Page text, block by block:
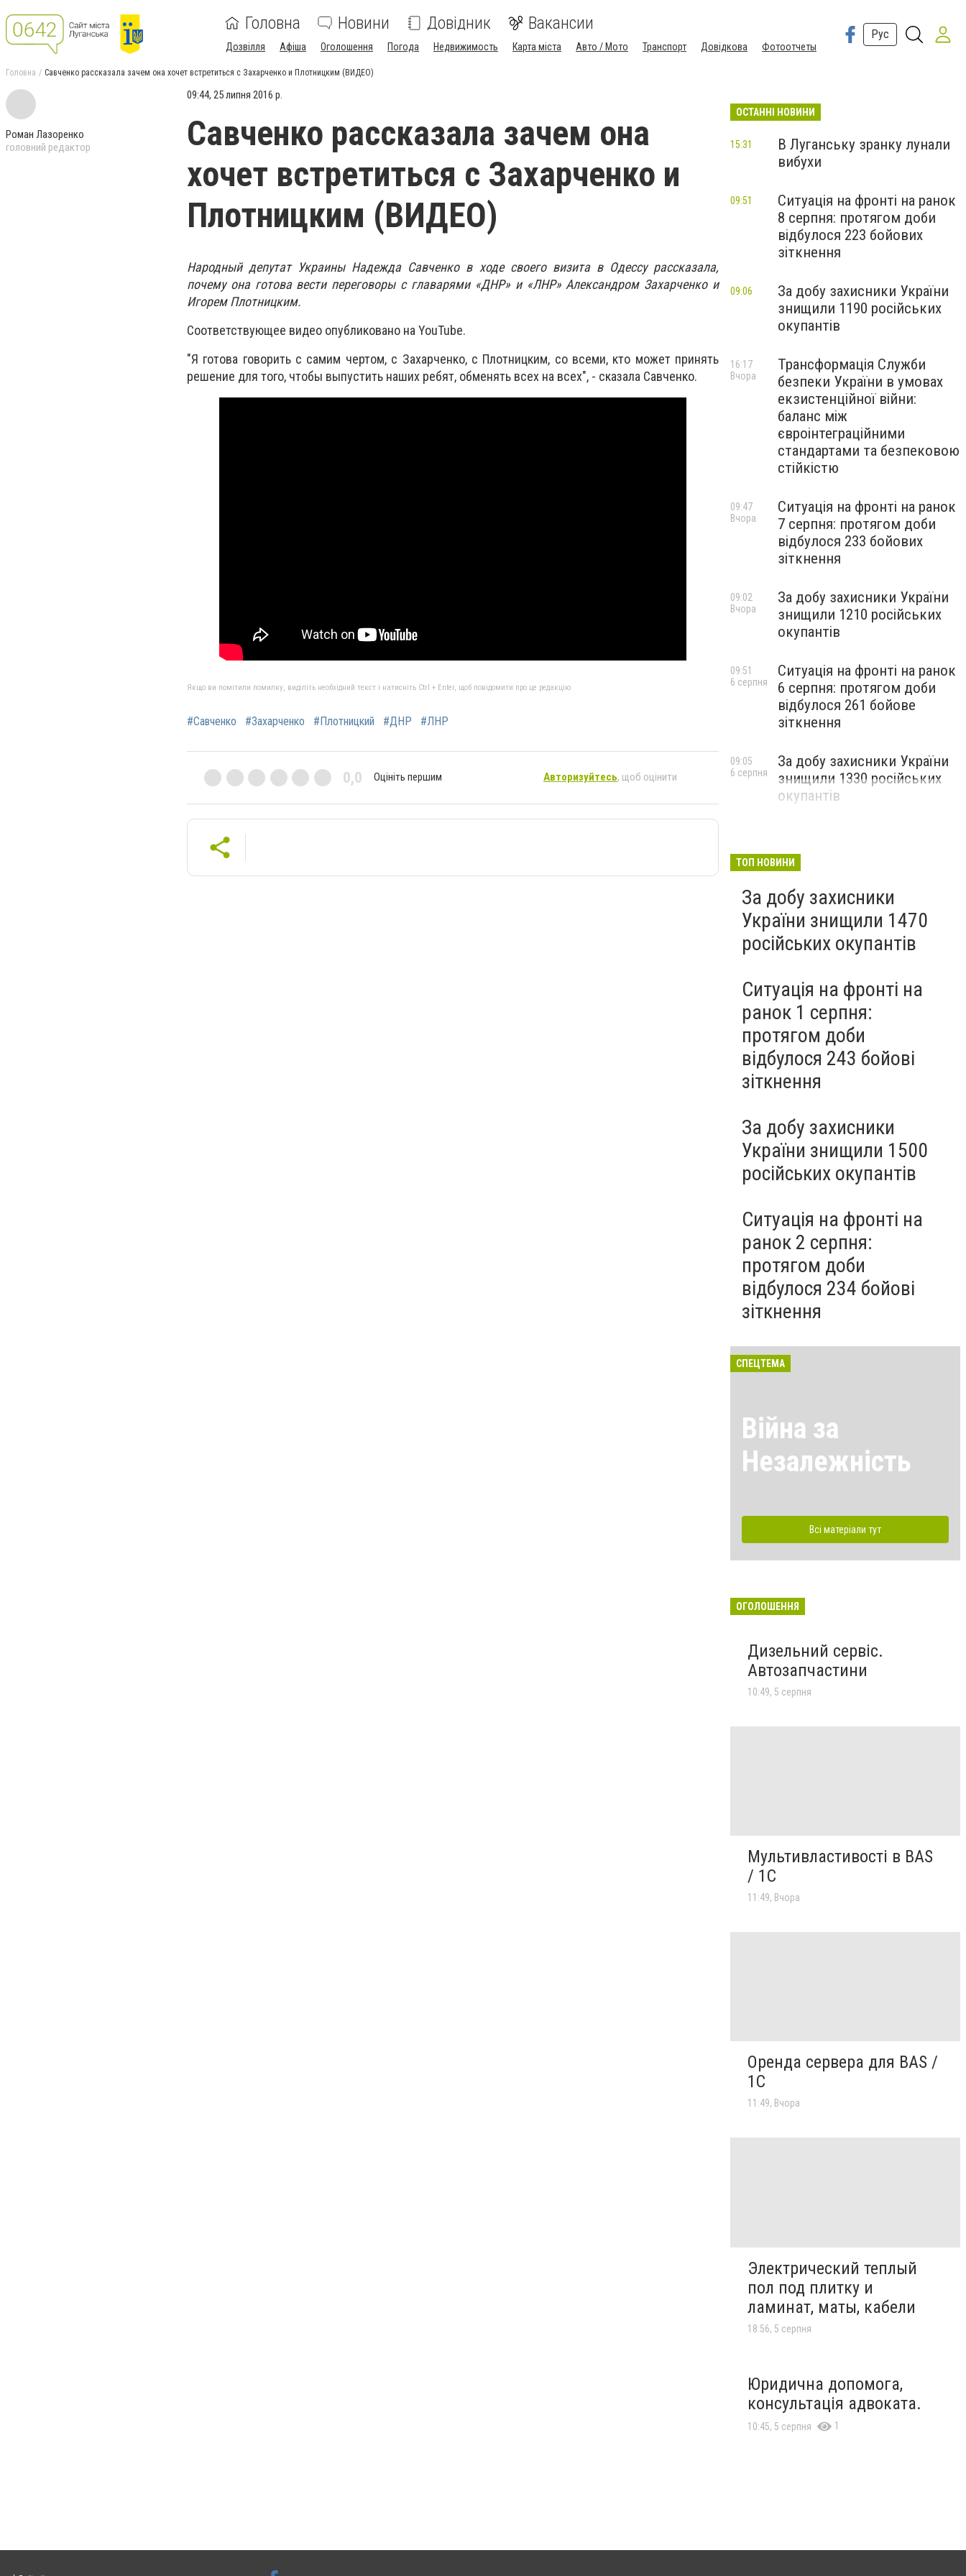
Головна Новини Довідник Вакансии
Дозвілля Афіша Оголошення Погода Недвижимость Карта міста Авто / Мото Транспорт Довідкова Фотоотчеты
Рус
Головна Савченко рассказала зачем она хочет встретиться с Захарченко и Плотницким (ВИДЕО)
Роман Лазоренко
головний редактор
09:44, 25 липня 2016 р.
Савченко рассказала зачем она
хочет встретиться с Захарченко и
Плотницким (ВИДЕО)
Народный депутат Украины Надежда Савченко в ходе своего визита в Одессу рассказала,
почему она готова вести переговоры с главарями «ДНР» и «ЛНР» Александром Захарченко и
Игорем Плотницким.
Соответствующее видео опубликовано на YouTube.
"Я готова говорить с самим чертом, с Захарченко, с Плотницким, со всеми, кто может принять
решение для того, чтобы выпустить наших ребят, обменять всех на всех", - сказала Савченко.
Якщо ви помітили помилку, виділіть необхідний текст і натисніть Ctrl + Enter, щоб повідомити про це редакцію
#Савченко #Захарченко #Плотницкий #ДНР #ЛНР
0,0 Оцініть першим Авторизуйтесь, щоб оцінити
ОСТАННІ НОВИНИ
В Луганську зранку лунали
вибухи
15:31
Ситуація на фронті на ранок
8 серпня: протягом доби
відбулося 223 бойових
зіткнення
09:51
За добу захисники України
знищили 1190 російських
окупантів
09:06
Трансформація Служби
безпеки України в умовах
екзистенційної війни:
баланс між
євроінтеграційними
стандартами та безпековою
стійкістю
16:17
Вчора
Ситуація на фронті на ранок
7 серпня: протягом доби
відбулося 233 бойових
зіткнення
09:47
Вчора
За добу захисники України
знищили 1210 російських
окупантів
09:02
Вчора
Ситуація на фронті на ранок
6 серпня: протягом доби
відбулося 261 бойове
зіткнення
09:51
6 серпня
За добу захисники України
знищили 1330 російських
окупантів
09:05
6 серпня
ТОП НОВИНИ
За добу захисники
України знищили 1470
російських окупантів
Ситуація на фронті на
ранок 1 серпня:
протягом доби
відбулося 243 бойові
зіткнення
За добу захисники
України знищили 1500
російських окупантів
Ситуація на фронті на
ранок 2 серпня:
протягом доби
відбулося 234 бойові
зіткнення
СПЕЦТЕМА
Війна за
Незалежність
Всі матеріали тут
ОГОЛОШЕННЯ
Дизельний сервіс.
Автозапчастини
10:49, 5 серпня
Мультивластивості в BAS
/ 1C
11:49, Вчора
Оренда сервера для BAS /
1C
11:49, Вчора
Электрический теплый
пол под плитку и
ламинат, маты, кабели
18:56, 5 серпня
Юридична допомога,
консультація адвоката.
10:45, 5 серпня 1